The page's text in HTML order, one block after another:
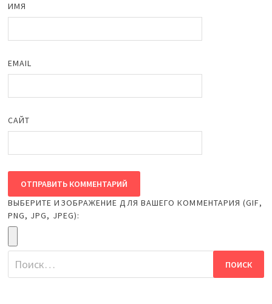
ИМЯ
EMAIL
САЙТ
ВЫБЕРИТЕ ИЗОБРАЖЕНИЕ ДЛЯ ВАШЕГО КОММЕНТАРИЯ (GIF,
PNG, JPG, JPEG):
Найти: